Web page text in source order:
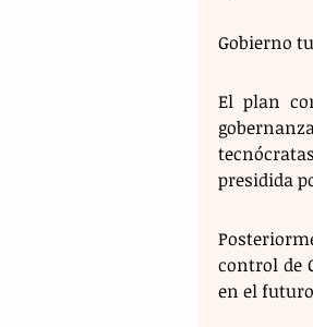
Gobierno
El plan
presidida
control de
en el